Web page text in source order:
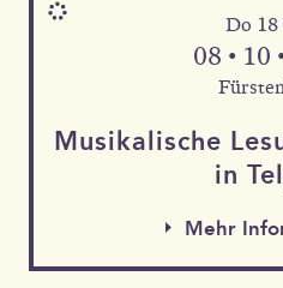
Do
08 • 10
Musika­lische
in
Mehr